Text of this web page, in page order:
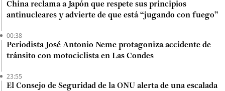
China reclama a Japón que respete sus principios
antinucleares y advierte de que está “jugando con fuego”
00:38
Periodista José Antonio Neme protagoniza accidente de
tránsito con motociclista en Las Condes
23:55
El Consejo de Seguridad de la ONU alerta de una escalada